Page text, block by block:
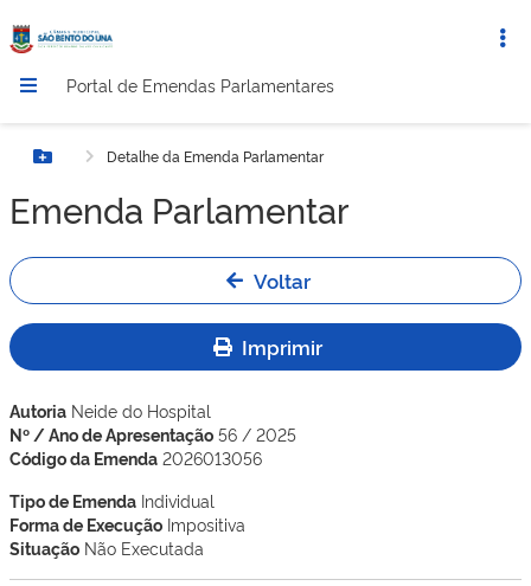
Portal de Emendas Parlamentares
Botão MenuDetalhe da Emenda Parlamentar
Emenda Parlamentar
Voltar
Imprimir
Autoria Neide do Hospital
Nº / Ano de Apresentação 56 / 2025
Código da Emenda 2026013056
Tipo de Emenda Individual
Forma de Execução Impositiva
Situação Não Executada